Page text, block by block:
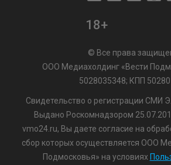
18+
© Все права
ООО Медиахолдинг «Вести
5028035348; КПП
Свидетельство о регистрации СМИ
Выдано Роскомнадзором
vmo24.ru, Вы даете согласие на
сбор которых осуществляется ООО
Подмосковья» на условиях